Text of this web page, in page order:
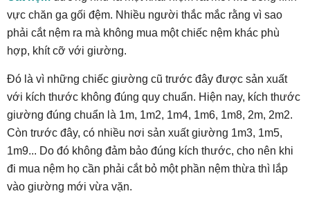
vực chăn ga gối đệm. Nhiều người thắc mắc rằng vì sao
phải cắt nệm ra mà không mua một chiếc nệm khác phù
hợp, khít cỡ với giường.
Đó là vì những chiếc giường cũ trước đây được sản xuất
với kích thước không đúng quy chuẩn. Hiện nay, kích thước
giường đúng chuẩn là 1m, 1m2, 1m4, 1m6, 1m8, 2m, 2m2.
Còn trước đây, có nhiều nơi sản xuất giường 1m3, 1m5,
1m9... Do đó không đảm bảo đúng kích thước, cho nên khi
đi mua nệm họ cần phải cắt bỏ một phần nệm thừa thì lắp
vào giường mới vừa vặn.